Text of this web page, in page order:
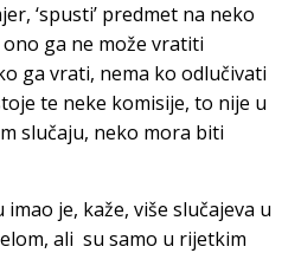
‘spusti’ predmet na neko
ga ne može vratiti
ga vrati, nema ko odlučivati
te neke komisije, to nije u
slučaju, neko mora biti
je, kaže, više slučajeva u
ali su samo u rijetkim